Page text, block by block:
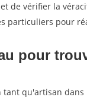
de vérifier la
particuliers pour
pour
qu'artisan